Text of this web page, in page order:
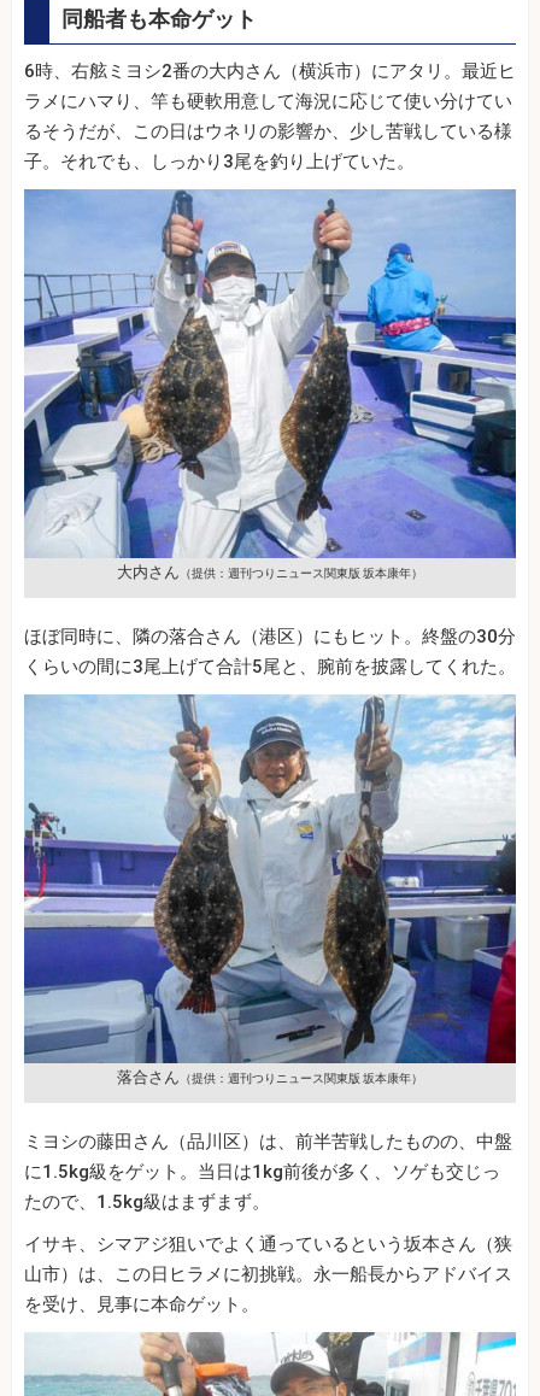
同船者も本命ゲット
6時、右舷ミヨシ2番の大内さん（横浜市）にアタリ。最近ヒ
ラメにハマり、竿も硬軟用意して海況に応じて使い分けてい
るそうだが、この日はウネリの影響か、少し苦戦している様
子。それでも、しっかり3尾を釣り上げていた。
大内さん （提供：週刊つりニュース関東版 坂本康年）
ほぼ同時に、隣の落合さん（港区）にもヒット。終盤の30分
くらいの間に3尾上げて合計5尾と、腕前を披露してくれた。
落合さん （提供：週刊つりニュース関東版 坂本康年）
ミヨシの藤田さん（品川区）は、前半苦戦したものの、中盤
に1.5kg級をゲット。当日は1kg前後が多く、ソゲも交じっ
たので、1.5kg級はまずまず。
イサキ、シマアジ狙いでよく通っているという坂本さん（狭
山市）は、この日ヒラメに初挑戦。永一船長からアドバイス
を受け、見事に本命ゲット。